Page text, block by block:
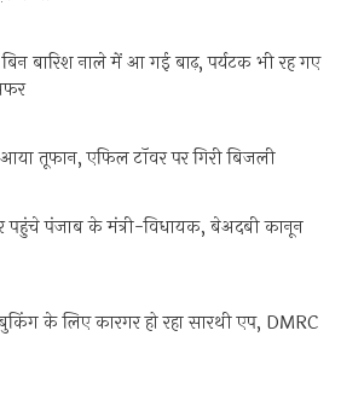
बारिश नाले में आ गई बाढ़, पर्यटक भी रह गए
तूफान, एफिल टॉवर पर गिरी बिजली
पंजाब के मंत्री-विधायक, बेअदबी कानून
बुकिंग के लिए कारगर हो रहा सारथी एप, DMRC